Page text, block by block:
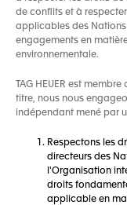
de conflits et à
applicables des Nations
engagements en
environnementale.
TAG HEUER est
titre, nous nous
indépendant mené par
Respectons les
directeurs des
l'Organisation
droits
applicable en